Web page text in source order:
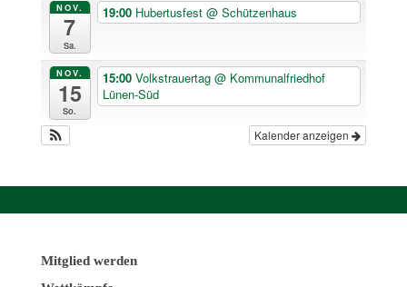
NOV.
7
Sa.
19:00 Hubertusfest@ Schützenhaus
NOV.
15
So.
15:00Volkstrauertag@ Kommunalfriedhof
Lünen-Süd
Kalender anzeigen
Mitglied werden